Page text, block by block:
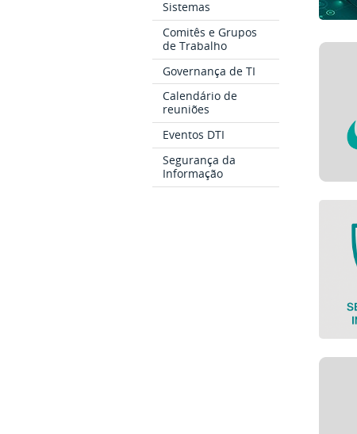
Sistemas
Comitês e Grupos
de Trabalho
Governança de TI
Calendário de
reuniões
Eventos DTI
Segurança da
Informação